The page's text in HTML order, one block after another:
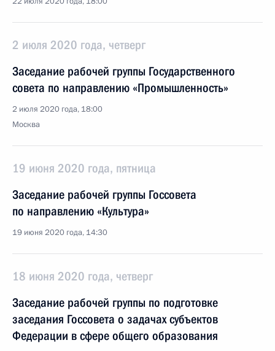
2 июля 2020 года, четверг
Заседание рабочей группы Государственного
совета по направлению «Промышленность»
2 июля 2020 года, 18:00
Москва
19 июня 2020 года, пятница
Заседание рабочей группы Госсовета
по направлению «Культура»
19 июня 2020 года, 14:30
18 июня 2020 года, четверг
Заседание рабочей группы по подготовке
заседания Госсовета о задачах субъектов
Федерации в сфере общего образования